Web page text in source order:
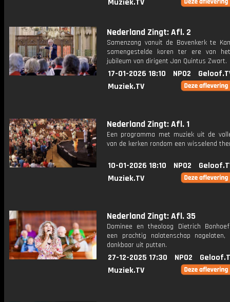
Muziek.TV
Nederland Zingt: Afl. 2
Samenzang vanuit de Bovenkerk te
samengestelde koren ter ere van
jubileum van dirigent Jan Quintus Zwart.
17-01-2026 18:10 NPO2
Muziek.TV
Nederland Zingt: Afl. 1
Een programma met muziek uit de
van de kerken rondom een wisselend
10-01-2026 18:10 NPO2
Muziek.TV
Nederland Zingt: Afl. 35
Dominee en theoloog Dietrich
een prachtig nalatenschap
dankbaar uit putten.
27-12-2025 17:30 NPO2
Muziek.TV